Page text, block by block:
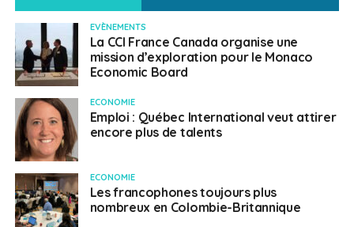
EVÈNEMENTS
La CCI France Canada organise une
mission d’exploration pour le Monaco
Economic Board
ECONOMIE
Emploi : Québec International veut attirer
encore plus de talents
ECONOMIE
Les francophones toujours plus
nombreux en Colombie-Britannique